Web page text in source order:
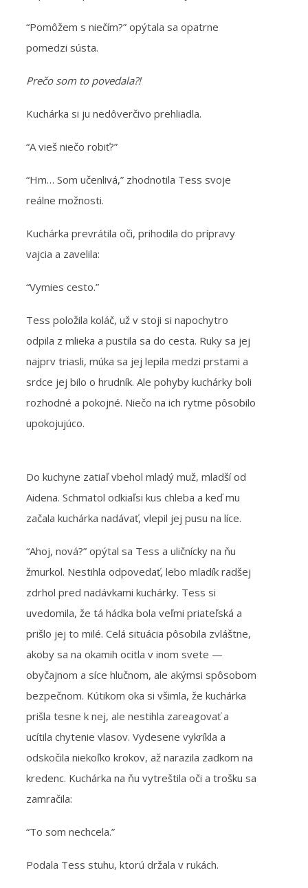
“Pomôžem s niečím?” opýtala sa opatrne
pomedzi sústa.
Prečo som to povedala?!
Kuchárka si ju nedôverčivo prehliadla.
“A vieš niečo robiť?”
“Hm… Som učenlivá,” zhodnotila Tess svoje
reálne možnosti.
Kuchárka prevrátila oči, prihodila do prípravy
vajcia a zavelila:
“Vymies cesto.”
Tess položila koláč, už v stoji si napochytro
odpila z mlieka a pustila sa do cesta. Ruky sa jej
najprv triasli, múka sa jej lepila medzi prstami a
srdce jej bilo o hrudník. Ale pohyby kuchárky boli
rozhodné a pokojné. Niečo na ich rytme pôsobilo
upokojujúco.
Do kuchyne zatiaľ vbehol mladý muž, mladší od
Aidena. Schmatol odkiaľsi kus chleba a keď mu
začala kuchárka nadávať, vlepil jej pusu na líce.
“Ahoj, nová?” opýtal sa Tess a uličnícky na ňu
žmurkol. Nestihla odpovedať, lebo mladík radšej
zdrhol pred nadávkami kuchárky. Tess si
uvedomila, že tá hádka bola veľmi priateľská a
prišlo jej to milé. Celá situácia pôsobila zvláštne,
akoby sa na okamih ocitla v inom svete —
obyčajnom a síce hlučnom, ale akýmsi spôsobom
bezpečnom. Kútikom oka si všimla, že kuchárka
prišla tesne k nej, ale nestihla zareagovať a
ucítila chytenie vlasov. Vydesene vykríkla a
odskočila niekoľko krokov, až narazila zadkom na
kredenc. Kuchárka na ňu vytreštila oči a trošku sa
zamračila:
“To som nechcela.”
Podala Tess stuhu, ktorú držala v rukách.